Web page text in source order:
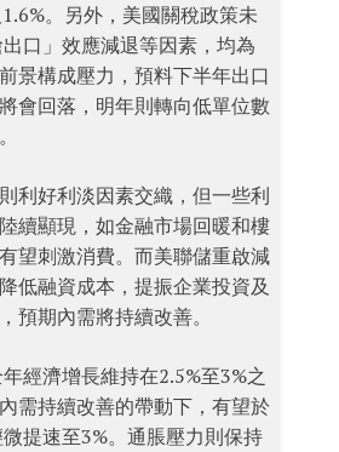
。另外，美國關稅政策未
口」效應減退等因素，均為
景構成壓力，預料下半年出口
會回落，明年則轉向低單位數
利好利淡因素交織，但一些利
續顯現，如金融市場回暖和樓
望刺激消費。而美聯儲重啟減
低融資成本，提振企業投資及
預期內需將持續改善。
經濟增長維持在2.5%至3%之
需持續改善的帶動下，有望於
提速至3%。通脹壓力則保持